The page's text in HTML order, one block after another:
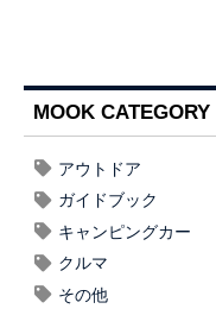
MOOK CATEGORY
アウトドア
ガイドブック
キャンピングカー
クルマ
その他